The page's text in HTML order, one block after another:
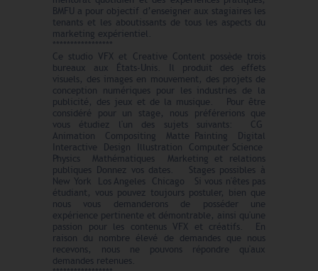
BMFU a pour objectif d’enseigner aux stagiaires les
tenants et les aboutissants de tous les aspects du
marketing expérientiel.
*****************
Ce studio VFX et Creative Content possède trois
bureaux aux États-Unis. Il produit des effets
visuels, des images en mouvement, des projets de
conception numériques pour les industries de la
publicité, des jeux et de la musique. Pour être
considéré pour un stage, nous préférerions que
vous étudiez l'un des sujets suivants: CG
Animation Compositing Matte Painting Digital
Interactive Design Illustration Computer Science
Physics Mathématiques Marketing et relations
publiques Donnez vos dates. Stages possibles à
New York Los Angeles Chicago Si vous n'êtes pas
étudiant, vous pouvez toujours postuler, bien que
nous vous demanderons de posséder une
expérience pertinente et démontrable, ainsi qu'une
passion pour les contenus VFX et créatifs. En
raison du nombre élevé de demandes que nous
recevons, nous ne pouvons répondre qu'aux
demandes retenues.